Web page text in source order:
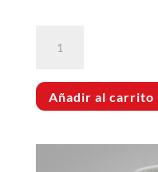
cantidad
Añadir al carrito